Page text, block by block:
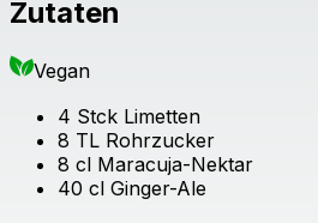
Zutaten
Vegan
4 Stck Limetten
8 TL Rohrzucker
8 cl Maracuja-Nektar
40 cl Ginger-Ale